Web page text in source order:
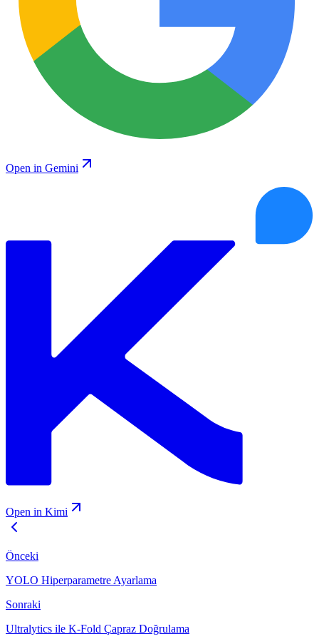
Open in Gemini
Open in Kimi
Önceki
YOLO Hiperparametre Ayarlama
Sonraki
Ultralytics ile K-Fold Çapraz Doğrulama